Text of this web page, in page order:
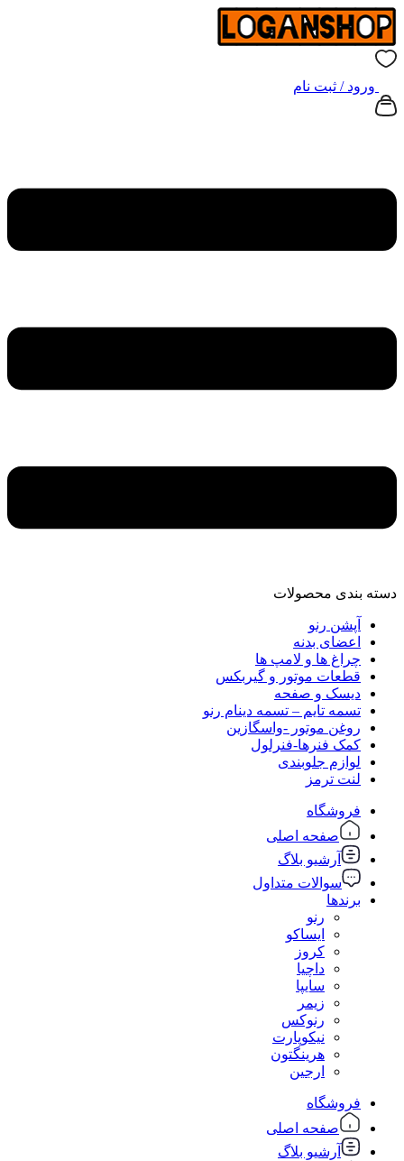
ورود / ثبت نام
دسته‌ بندی محصولات
آپشن رنو
اعضای بدنه
چراغ ها و لامپ ها
قطعات موتور و گیربکس
دیسک و صفحه
تسمه تایم – تسمه دینام رنو
روغن موتور -واسگازین
کمک فنرها-فنرلول
لوازم جلوبندی
لنت ترمز
فروشگاه
صفحه اصلی
آرشیو بلاگ
سوالات متداول
برندها
رنو
ایساکو
کروز
داچیا
سایپا
زیمر
رنوکس
نیکوپارت
هرینگتون
ارجین
فروشگاه
صفحه اصلی
آرشیو بلاگ